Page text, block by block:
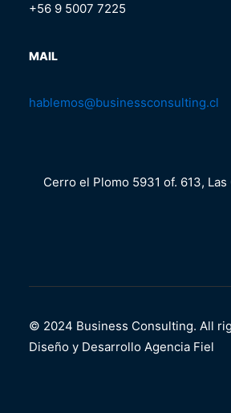
+56 9 5007 7225
MAIL
hablemos@businessconsulting.cl
Cerro el Plomo 5931 of. 613,
© 2024 Business Consulting. All
Diseño y Desarrollo Agencia Fiel